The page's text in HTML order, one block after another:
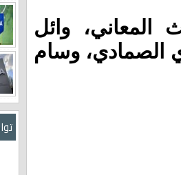
وائل
وسام
تواصل معنا